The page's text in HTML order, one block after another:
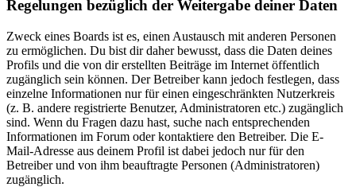
Regelungen bezüglich der Weitergabe deiner Daten
Zweck eines Boards ist es, einen Austausch mit anderen Personen
zu ermöglichen. Du bist dir daher bewusst, dass die Daten deines
Profils und die von dir erstellten Beiträge im Internet öffentlich
zugänglich sein können. Der Betreiber kann jedoch festlegen, dass
einzelne Informationen nur für einen eingeschränkten Nutzerkreis
(z. B. andere registrierte Benutzer, Administratoren etc.) zugänglich
sind. Wenn du Fragen dazu hast, suche nach entsprechenden
Informationen im Forum oder kontaktiere den Betreiber. Die E-
Mail-Adresse aus deinem Profil ist dabei jedoch nur für den
Betreiber und von ihm beauftragte Personen (Administratoren)
zugänglich.